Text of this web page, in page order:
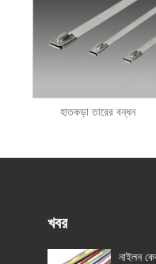
হাতকড়া তারের বন্ধন
খবর
নাইলন